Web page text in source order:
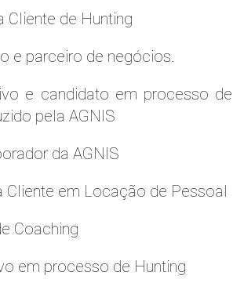
Cliente de Hunting
e parceiro de negócios.
e candidato em processo de
pela AGNIS
da AGNIS
Cliente em Locação de Pessoal
Coaching
em processo de Hunting